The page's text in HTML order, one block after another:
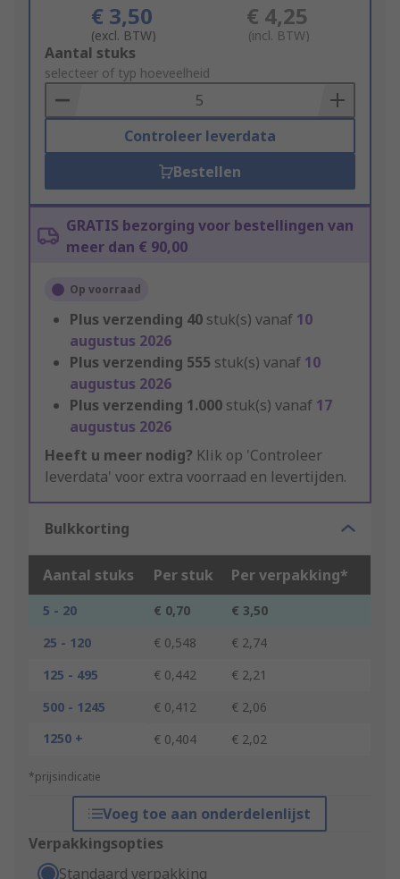
€ 3,50
(excl. BTW)
€ 4,25
(incl. BTW)
Add
to
Basket
Aantal stuks
selecteer of typ hoeveelheid
Controleer leverdata
Bestellen
GRATIS bezorging voor bestellingen van
meer dan € 90,00
Op voorraad
Plus verzending 40 stuk(s) vanaf 10
augustus 2026
Plus verzending 555 stuk(s) vanaf 10
augustus 2026
Plus verzending 1.000 stuk(s) vanaf 17
augustus 2026
Heeft u meer nodig? Klik op 'Controleer
leverdata' voor extra voorraad en levertijden.
Bulkkorting
Aantal stuks Per stuk Per verpakking*
5 - 20 € 0,70
€ 3,50
25 - 120
€ 0,548
€ 2,74
125 - 495
€ 0,442
€ 2,21
500 - 1245
€ 0,412
€ 2,06
1250 +
€ 0,404 € 2,02
*prijsindicatie
Voeg toe aan onderdelenlijst
Verpakkingsopties
Standaard verpakking